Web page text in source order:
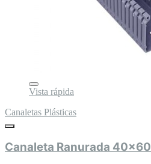
Vista rápida
Canaletas Plásticas
Canaleta Ranurada 40x60